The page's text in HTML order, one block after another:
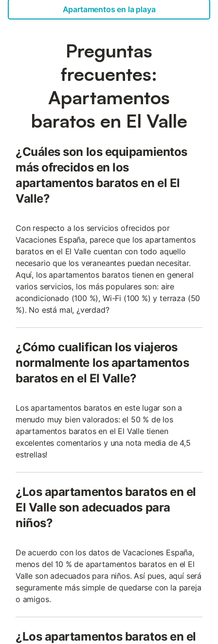
Apartamentos en la playa
Preguntas
frecuentes:
Apartamentos
baratos en El Valle
¿Cuáles son los equipamientos
más ofrecidos en los
apartamentos baratos en el El
Valle?
Con respecto a los servicios ofrecidos por
Vacaciones España, parece que los apartamentos
baratos en el El Valle cuentan con todo aquello
necesario que los veraneantes puedan necesitar.
Aquí, los apartamentos baratos tienen en general
varios servicios, los más populares son: aire
acondicionado (100 %), Wi-Fi (100 %) y terraza (50
%). No está mal, ¿verdad?
¿Cómo cualifican los viajeros
normalmente los apartamentos
baratos en el El Valle?
Los apartamentos baratos en este lugar son a
menudo muy bien valorados: el 50 % de los
apartamentos baratos en el El Valle tienen
excelentes comentarios y una nota media de 4,5
estrellas!
¿Los apartamentos baratos en el
El Valle son adecuados para
niños?
De acuerdo con los datos de Vacaciones España,
menos del 10 % de apartamentos baratos en el El
Valle son adecuados para niños. Así pues, aquí será
seguramente más simple de quedarse con la pareja
o amigos.
¿Los apartamentos baratos en el